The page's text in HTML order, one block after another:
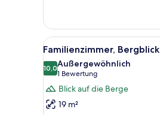
oder
Zweibettzimmer,
Bergblick
Alle
Fotos
für
Familienzimmer,
Bergblick
anzeigen
7
Familienzimmer, Bergblick
10,010,0 von 10
Außergewöhnlich
1 Bewertung
(1
Bewertung)
Blick auf die Berge
19 m²